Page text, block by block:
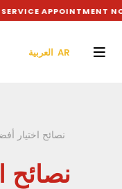
APPOINTMENT
العربية AR
نصائح اختيار
نصائح